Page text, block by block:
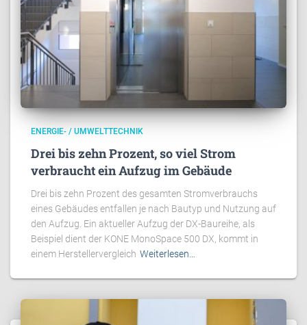
ENERGIE- / UMWELTTECHNIK
Drei bis zehn Prozent, so viel Strom
verbraucht ein Aufzug im Gebäude
Drei bis zehn Prozent des gesamten Stromverbrauchs
eines Gebäudes entfallen je nach Bautyp und Nutzung auf
den Aufzug. Ein aktueller Aufzug der DX-Baureihe, als
Beispiel dient der KONE MonoSpace 500 DX, kommt in
einem Herstellervergleich Weiterlesen…